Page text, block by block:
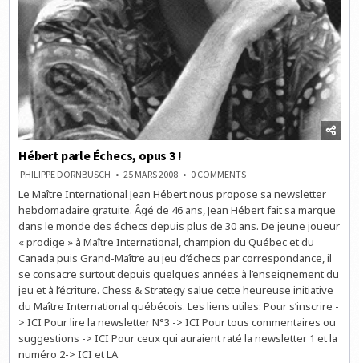
Hébert parle Échecs, opus 3 !
PHILIPPE DORNBUSCH 25 MARS 2008 0 COMMENTSON
PARLE
OPUS
3
!
Le Maître International Jean Hébert nous propose sa newsletter
hebdomadaire gratuite. Âgé de 46 ans, Jean Hébert fait sa marque
dans le monde des échecs depuis plus de 30 ans. De jeune joueur
« prodige » à Maître International, champion du Québec et du
Canada puis Grand-Maître au jeu d’échecs par correspondance, il
se consacre surtout depuis quelques années à l’enseignement du
jeu et à l’écriture. Chess & Strategy salue cette heureuse initiative
du Maître International québécois. Les liens utiles: Pour s’inscrire -
> ICI Pour lire la newsletter N°3 -> ICI Pour tous commentaires ou
suggestions -> ICI Pour ceux qui auraient raté la newsletter 1 et la
numéro 2-> ICI et LA